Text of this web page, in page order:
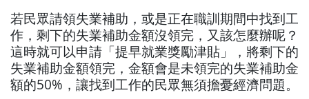
若民眾請領失業補助，或是正在職訓期間中找到工
作，剩下的失業補助金額沒領完，又該怎麼辦呢？
這時就可以申請「提早就業獎勵津貼」，將剩下的
失業補助金額領完，金額會是未領完的失業補助金
額的50%，讓找到工作的民眾無須擔憂經濟問題。